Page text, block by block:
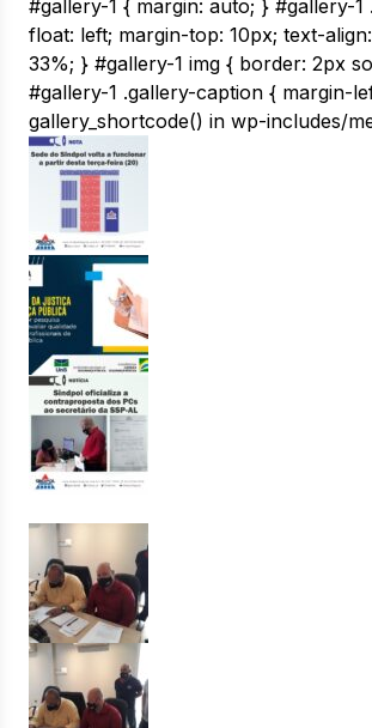
#gallery-1 { margin: auto; } #gallery-1
float: left; margin-top: 10px; text-
33%; } #gallery-1 img { border: 2px
#gallery-1 .gallery-caption { margin-
gallery_shortcode() in wp-includes/